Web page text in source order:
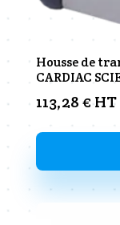
Housse de
CARDIAC
113,28€ HT